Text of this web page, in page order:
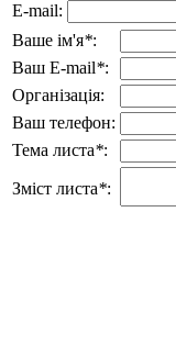
E-mail:
Ваше ім'я*:
Ваш E-mail*:
Організація:
Ваш телефон:
Тема листа*:
Зміст листа*: